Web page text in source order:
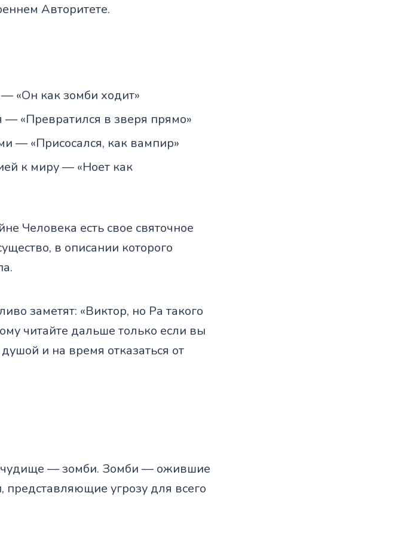
Авторитете.
«Он как зомби ходит»
«Превратился в зверя прямо»
— «Присосался, как вампир»
к миру — «Ноет как
Человека есть свое святочное
в описании которого
заметят: «Виктор, но Ра такого
читайте дальше только если вы
и на время отказаться от
чудище — зомби. Зомби — ожившие
угрозу для всего